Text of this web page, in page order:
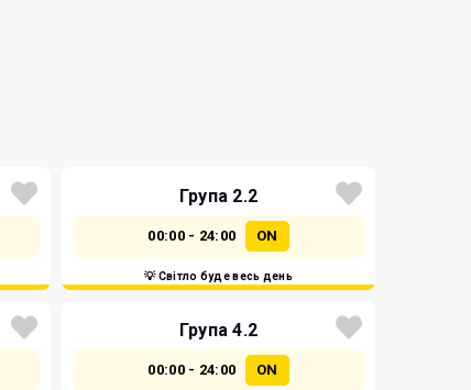
Група 2.2
00:00 - 24:00 ON
💡 Світло буде весь день
Група 4.2
00:00 - 24:00 ON